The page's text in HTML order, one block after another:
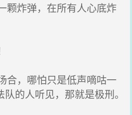
炸弹，在所有人心底炸
，哪怕只是低声嘀咕一
的人听见，那就是极刑。